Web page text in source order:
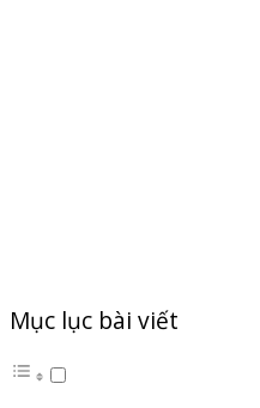
Mục lục bài viết